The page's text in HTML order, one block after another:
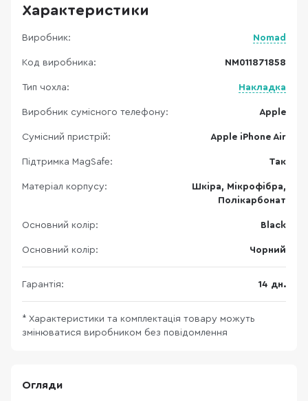
Характеристики
Виробник: Nomad
Код виробника: NM011871858
Тип чохла: Накладка
Виробник сумісного телефону: Apple
Сумісний пристрій: Apple iPhone Air
Підтримка MagSafe: Так
Матеріал корпусу:
Шкіра, Мікрофібра,
Полікарбонат
Основний колір: Black
Основний колір: Чорний
Гарантія: 14 дн.
* Характеристики та комплектація товару можуть
змінюватися виробником без повідомлення
Огляди